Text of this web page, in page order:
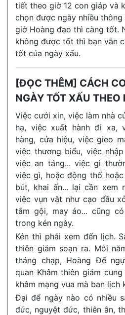
tiết theo giờ 12 con giáp và
chọn được ngày nhiều
giờ Hoàng đạo thì càng tốt.
không được tốt thì bạn vẫn
tốt của ngày xấu.
[ĐỌC THÊM] CÁCH
NGÀY TỐT XẤU THEO
Việc cưới xin, việc làm nhà
hạ, việc xuất hành đi xa,
hàng, cửa hiệu, việc gieo
việc thương biểu, việc
việc an táng... việc gì
việc gì, hoặc động thổ
bút, khai ấn... lại cần xem
việc vụn vặt như cạo đầu
tắm gội, may áo... cũng
trong kén ngày.
Kén thì phải xem đến lịch.
thiên giám soạn ra. Mỗi
tháng chạp, Hoàng Đế
quan Khâm thiên giám
khâm mạng vua mà ban lịch
Đại để ngày nào có nhiều
đức, nguyệt đức, thiên ân,